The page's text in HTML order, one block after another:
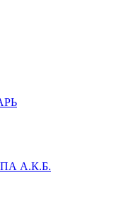
А.К.Б.